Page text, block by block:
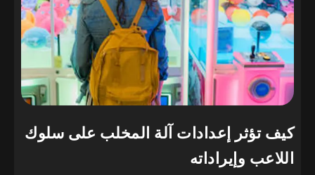
كيف تؤثر إعدادات آلة المخلب على سلوك
اللاعب وإيراداته